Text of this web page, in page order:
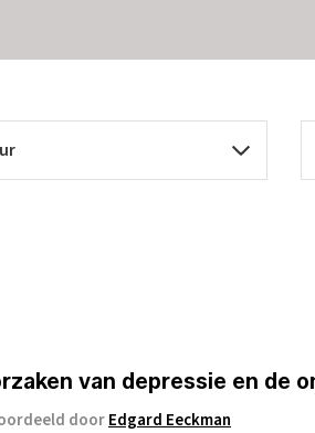
van depressie en de
doorEdgard Eeckman